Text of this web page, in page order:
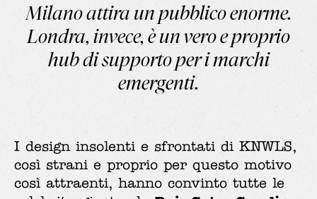
Milano attira un pubblico enorme.
Londra, invece, è un vero e proprio
hub di supporto per i marchi
emergenti.
I design insolenti e sfrontati di KNWLS,
così strani e proprio per questo motivo
così attraenti, hanno convinto tutte le